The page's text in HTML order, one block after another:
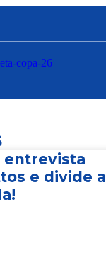
entrevista
e divide a